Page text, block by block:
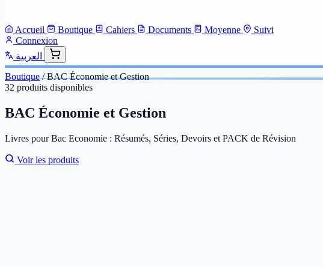
Accueil Boutique Cahiers Documents Moyenne
Suivi
Connexion
العربية
Boutique / BAC Économie et Gestion
32 produits disponibles
BAC Économie et Gestion
Livres pour Bac Economie : Résumés, Séries, Devoirs et PACK de Révision
Voir les produits